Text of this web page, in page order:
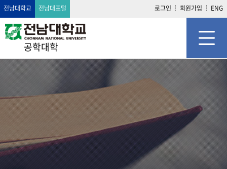
전남대학교 전남대포털 로그인 회원가입 ENG
공학대학